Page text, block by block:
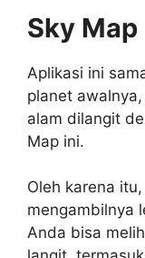
Sky Map
Aplikasi ini
planet
alam dilangit
Map ini.
Oleh karena
mengambilnya
Anda bisa